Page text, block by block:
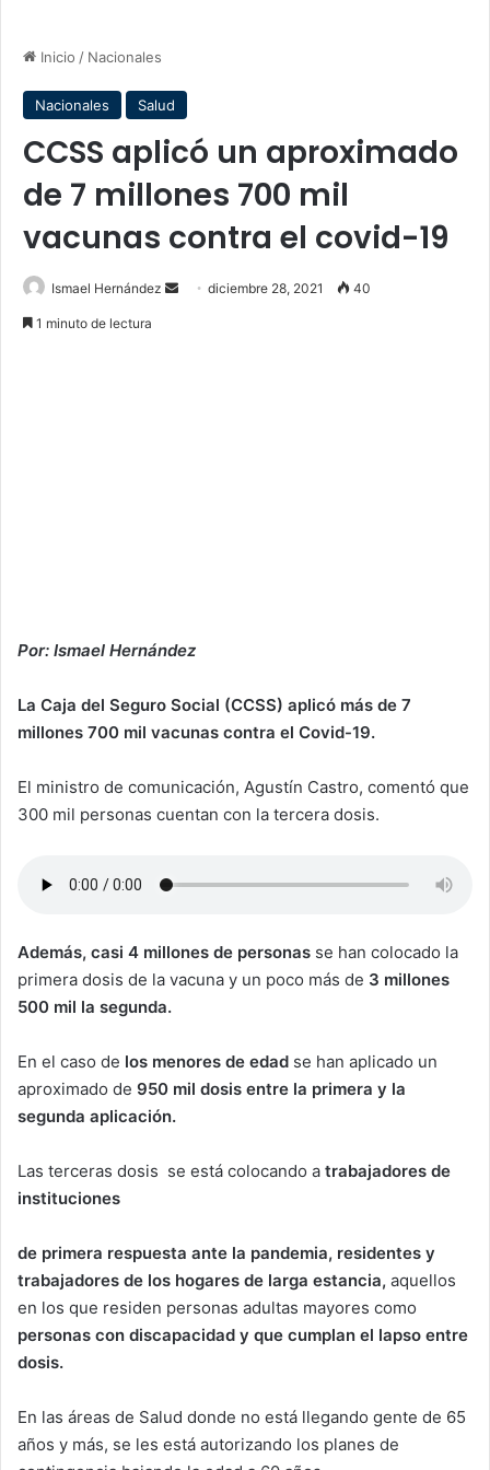
Inicio / Nacionales
Nacionales Salud
CCSS aplicó un aproximado
de 7 millones 700 mil
vacunas contra el covid-19
Ismael Hernández
Senddiciembre 28, 2021 40
1 minuto de lectura
Por: Ismael Hernández
La Caja del Seguro Social (CCSS) aplicó más de 7
millones 700 mil vacunas contra el Covid-19.
El ministro de comunicación, Agustín Castro, comentó que
300 mil personas cuentan con la tercera dosis.
Además, casi 4 millones de personas se han colocado la
primera dosis de la vacuna y un poco más de 3 millones
500 mil la segunda.
En el caso de los menores de edad se han aplicado un
aproximado de 950 mil dosis entre la primera y la
segunda aplicación.
Las terceras dosis se está colocando a trabajadores de
instituciones
de primera respuesta ante la pandemia, residentes y
trabajadores de los hogares de larga estancia, aquellos
en los que residen personas adultas mayores como
personas con discapacidad y que cumplan el lapso entre
dosis.
En las áreas de Salud donde no está llegando gente de 65
años y más, se les está autorizando los planes de